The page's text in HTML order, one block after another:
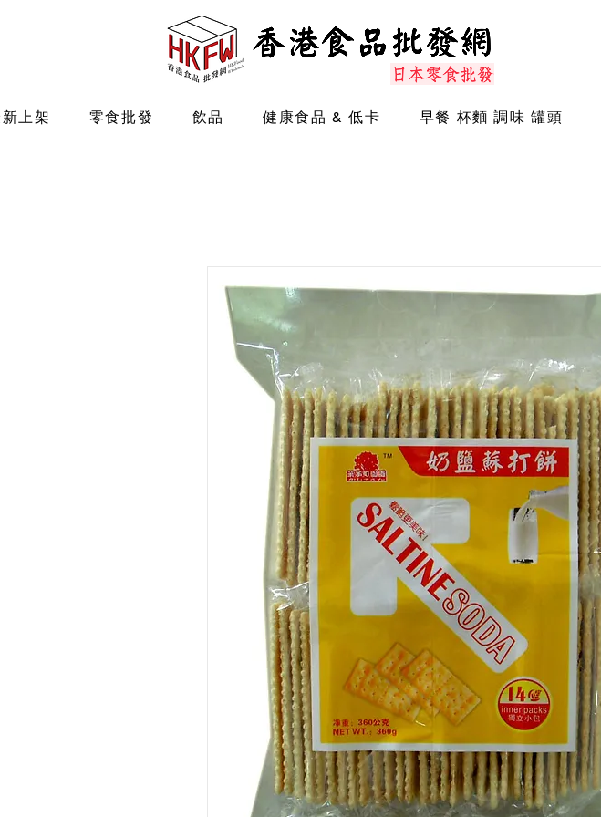
上架 零食批發 飲品 健康食品 & 低卡 早餐 杯麵 調味 罐頭